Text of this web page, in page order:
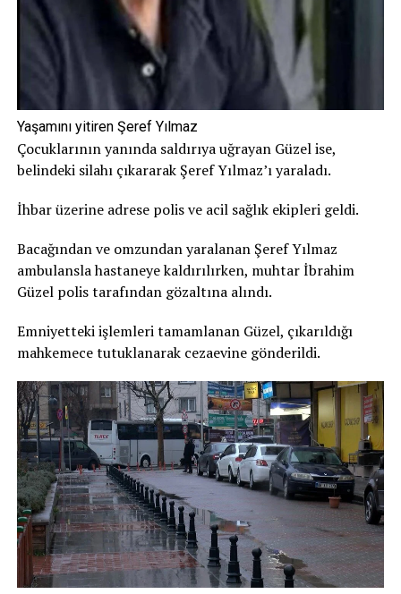
Yaşamını yitiren Şeref Yılmaz
Çocuklarının yanında saldırıya uğrayan Güzel ise,
belindeki silahı çıkararak Şeref Yılmaz’ı yaraladı.
İhbar üzerine adrese polis ve acil sağlık ekipleri geldi.
Bacağından ve omzundan yaralanan Şeref Yılmaz
ambulansla hastaneye kaldırılırken, muhtar İbrahim
Güzel polis tarafından gözaltına alındı.
Emniyetteki işlemleri tamamlanan Güzel, çıkarıldığı
mahkemece tutuklanarak cezaevine gönderildi.